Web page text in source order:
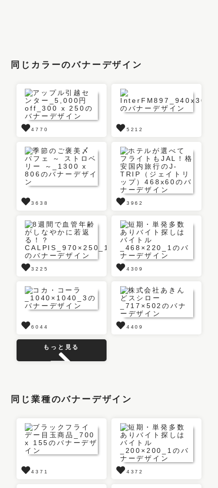
同じカラーのバナーデザイン
4770 5212
3638 3962
3225 4309
6044 4409
もっと見る
同じ業種のバナーデザイン
4371 4372